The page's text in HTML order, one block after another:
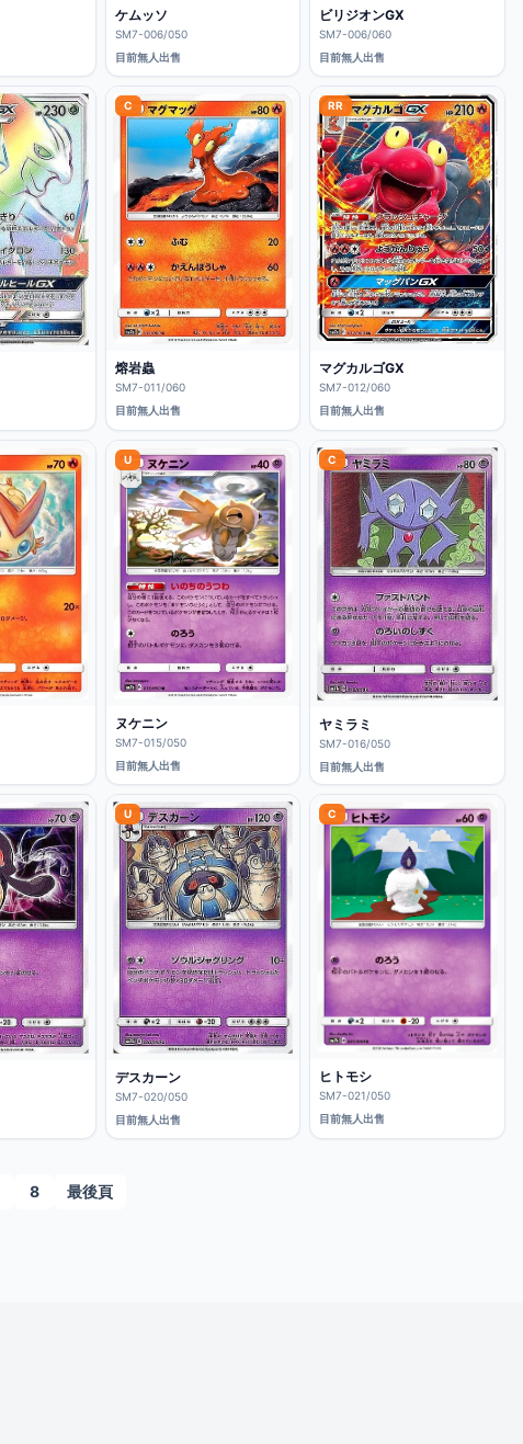
ケムッソ
SM7-006/050
目前無人出售
ビリジオンGX
SM7-006/060
目前無人出售
C
熔岩蟲
SM7-011/060
目前無人出售
RR
マグカルゴGX
SM7-012/060
目前無人出售
U
ヌケニン
SM7-015/050
目前無人出售
C
ヤミラミ
SM7-016/050
目前無人出售
U
デスカーン
SM7-020/050
目前無人出售
C
ヒトモシ
SM7-021/050
目前無人出售
8 最後頁